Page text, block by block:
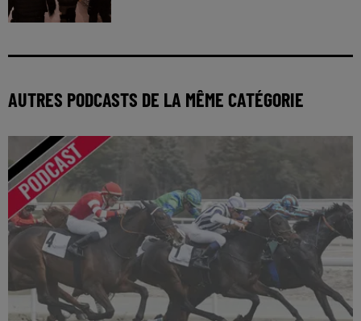
AUTRES PODCASTS DE LA MÊME CATÉGORIE